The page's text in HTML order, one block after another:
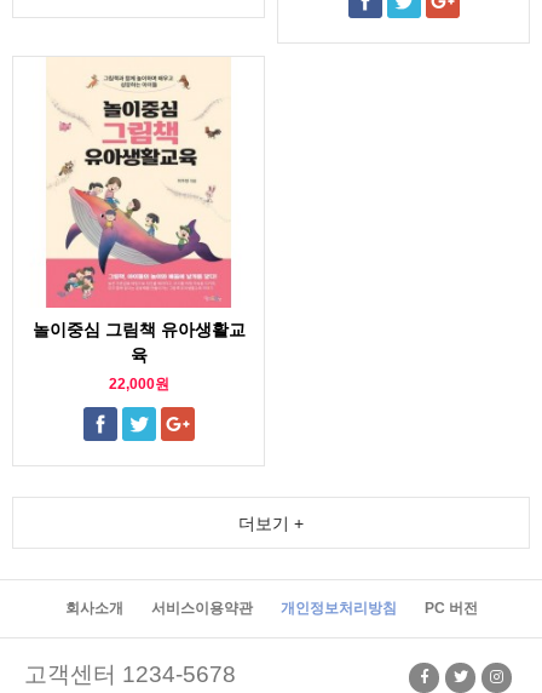
놀이중심 그림책 유아생활교
육
22,000원
더보기 +
회사소개 서비스이용약관 개인정보처리방침 PC 버전
고객센터 1234-5678